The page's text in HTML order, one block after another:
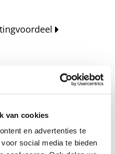
van cookies
en advertenties te
social media te bieden
laatste nieuws, verhalen,
rondom Kansfonds